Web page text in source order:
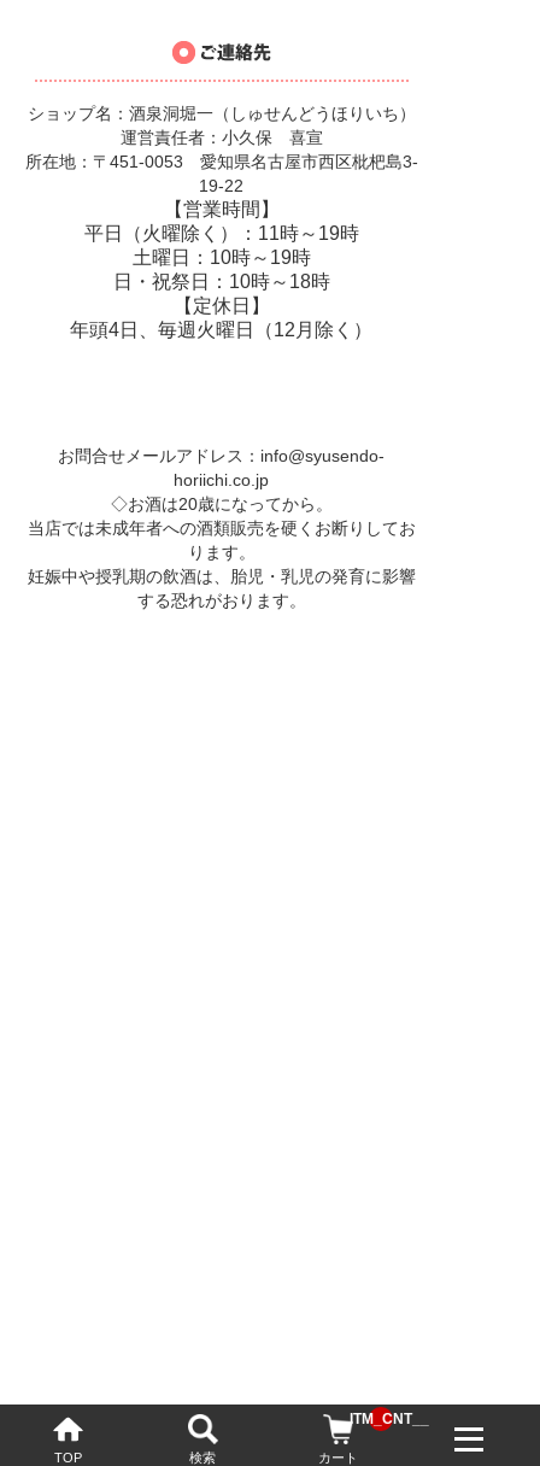
TOP 検索 カート
__ITM_CNT__
ショップ名：酒泉洞堀一（しゅせんどうほりいち）
運営責任者：小久保 喜宣
所在地：〒451-0053 愛知県名古屋市西区枇杷島3-
19-22
【営業時間】
平日（火曜除く）：11時～19時
土曜日：10時～19時
日・祝祭日：10時～18時
【定休日】
年頭4日、毎週火曜日（12月除く）
お問合せメールアドレス： info@syusendo-
horiichi.co.jp
◇お酒は20歳になってから。
当店では未成年者への酒類販売を硬くお断りしてお
ります。
妊娠中や授乳期の飲酒は、胎児・乳児の発育に影響
する恐れがおります。